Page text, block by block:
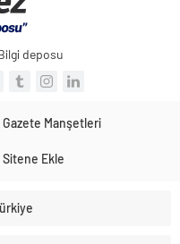
deposu
Gazete Manşetleri
Sitene Ekle